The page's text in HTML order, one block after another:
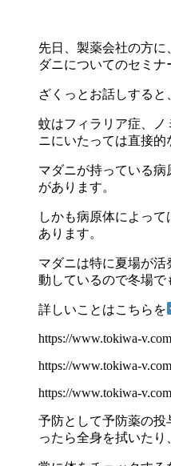
先日、製薬会社の方
ダニについてのセミナ
ざくっとお話しすると
蚊はフィラリア症、
ニにいたっては直接的
マダニが持っている病
があります。
しかも病原体によっ
あります。
マダニは特に夏場が活
動しているので冬場で
詳しいことはこちらを
https://www.tokiwa-
https://www.tokiwa-
https://www.tokiwa-
予防として予防薬の投
ったら全身を拭いたり